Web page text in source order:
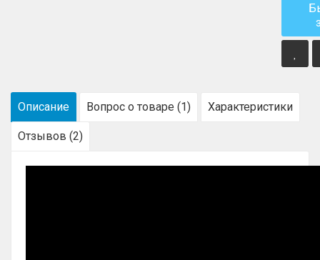
Описание Вопрос о товаре (1) Характеристики
Отзывов (2)